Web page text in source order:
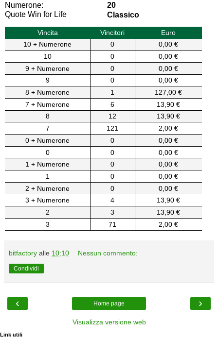
Numerone:
20
Quote Win for Life
Classico
Vincita Vincitori
Euro
10 + Numerone
0
0,00 €
10
0
0,00 €
9 + Numerone
0
0,00 €
9
0
0,00 €
8 + Numerone
1
127,00 €
7 + Numerone
6
13,90 €
8
12
13,90 €
7
121
2,00 €
0 + Numerone
0
0,00 €
0
0
0,00 €
1 + Numerone
0
0,00 €
1
0
0,00 €
2 + Numerone
0
0,00 €
3 + Numerone
4
13,90 €
2
3
13,90 €
3
71 2,00 €
bitfactory alle 10:10 Nessun commento:
Condividi
‹ ›
Home page
Visualizza versione web
Link utili